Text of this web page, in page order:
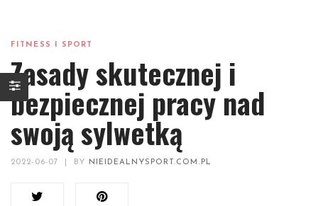
FITNESS I SPORT
Zasady skutecznej i
bezpiecznej pracy nad
swoją sylwetką
2022-06-07 BY NIEIDEALNYSPORT.COM.PL